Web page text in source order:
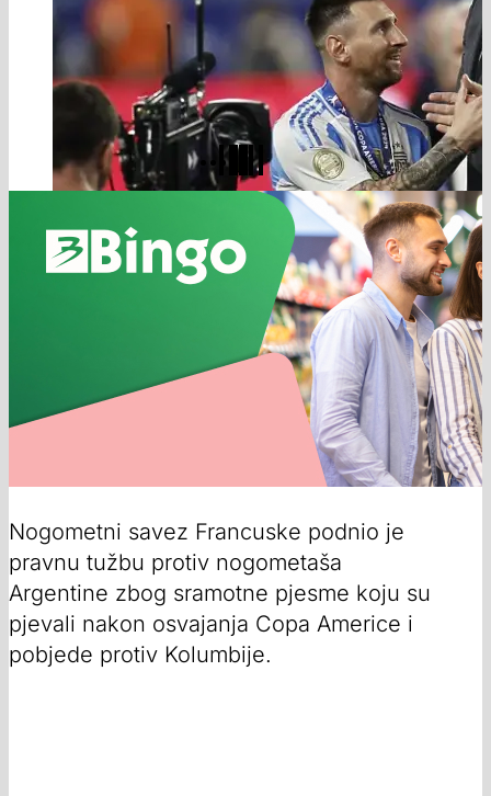
Nogometni savez Francuske podnio je
pravnu tužbu protiv nogometaša
Argentine zbog sramotne pjesme koju su
pjevali nakon osvajanja Copa Americe i
pobjede protiv Kolumbije.